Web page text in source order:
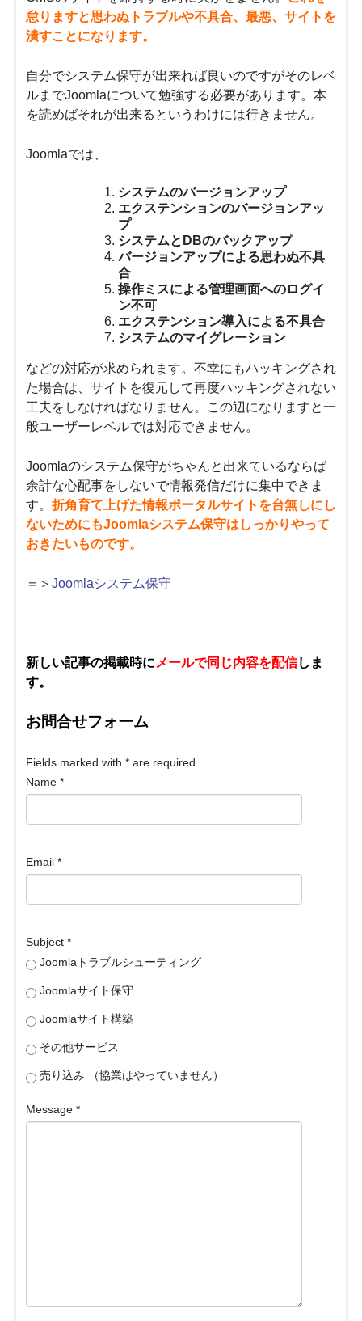
怠りますと思わぬトラブルや不具合、最悪、サイトを
潰すことになります。
自分でシステム保守が出来れば良いのですがそのレベ
ルまでJoomlaについて勉強する必要があります。本
を読めばそれが出来るというわけには行きません。
Joomlaでは、
システムのバージョンアップ
エクステンションのバージョンアッ
プ
システムとDBのバックアップ
バージョンアップによる思わぬ不具
合
操作ミスによる管理画面へのログイ
ン不可
エクステンション導入による不具合
システムのマイグレーション
などの対応が求められます。不幸にもハッキングされ
た場合は、サイトを復元して再度ハッキングされない
工夫をしなければなりません。この辺になりますと一
般ユーザーレベルでは対応できません。
Joomlaのシステム保守がちゃんと出来ているならば
余計な心配事をしないで情報発信だけに集中できま
す。 折角育て上げた情報ポータルサイトを台無しにし
ないためにもJoomlaシステム保守はしっかりやって
おきたいものです。
＝＞ Joomlaシステム保守
新しい記事の掲載時に メールで同じ内容を配信しま
す。
お問合せフォーム
Fields marked with * are required
Name *
Email *
Subject *
Joomlaトラブルシューティング
Joomlaサイト保守
Joomlaサイト構築
その他サービス
売り込み （協業はやっていません）
Message *